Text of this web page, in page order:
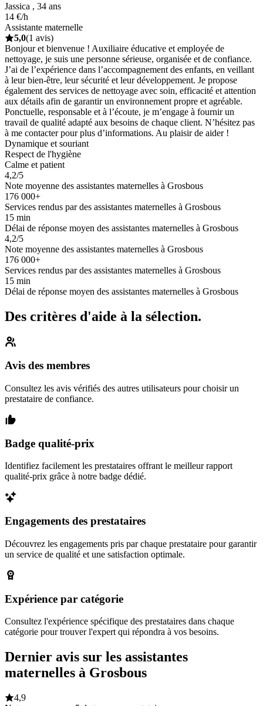
Jassica , 34 ans
14 €/h
Assistante maternelle
5,0(1 avis)
Bonjour et bienvenue ! Auxiliaire éducative et employée de
nettoyage, je suis une personne sérieuse, organisée et de confiance.
J’ai de l’expérience dans l’accompagnement des enfants, en veillant
à leur bien-être, leur sécurité et leur développement. Je propose
également des services de nettoyage avec soin, efficacité et attention
aux détails afin de garantir un environnement propre et agréable.
Ponctuelle, responsable et à l’écoute, je m’engage à fournir un
travail de qualité adapté aux besoins de chaque client. N’hésitez pas
à me contacter pour plus d’informations. Au plaisir de aider !
Dynamique et souriant
Respect de l'hygiène
Calme et patient
4,2/5
Note moyenne des assistantes maternelles à Grosbous
176 000+
Services rendus par des assistantes maternelles à Grosbous
15 min
Délai de réponse moyen des assistantes maternelles à Grosbous
4,2/5
Note moyenne des assistantes maternelles à Grosbous
176 000+
Services rendus par des assistantes maternelles à Grosbous
15 min
Délai de réponse moyen des assistantes maternelles à Grosbous
Des critères d'aide à la sélection.
Avis des membres
Consultez les avis vérifiés des autres utilisateurs pour choisir un
prestataire de confiance.
Badge qualité-prix
Identifiez facilement les prestataires offrant le meilleur rapport
qualité-prix grâce à notre badge dédié.
Engagements des prestataires
Découvrez les engagements pris par chaque prestataire pour garantir
un service de qualité et une satisfaction optimale.
Expérience par catégorie
Consultez l'expérience spécifique des prestataires dans chaque
catégorie pour trouver l'expert qui répondra à vos besoins.
Dernier avis sur les assistantes
maternelles à Grosbous
4,9